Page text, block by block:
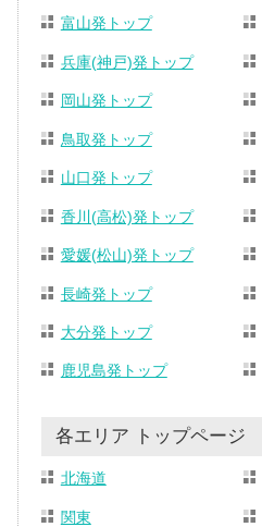
富山発トップ
兵庫(神戸)発トップ
岡山発トップ
鳥取発トップ
山口発トップ
香川(高松)発トップ
愛媛(松山)発トップ
長崎発トップ
大分発トップ
鹿児島発トップ
各エリア トップページ
北海道
関東